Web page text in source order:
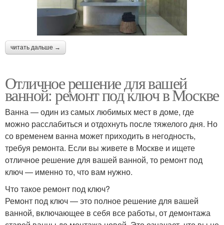
читать дальше →
Отличное решение для вашей
ванной: ремонт под ключ в Москве
Ванна — один из самых любимых мест в доме, где
можно расслабиться и отдохнуть после тяжелого дня. Но
со временем ванна может приходить в негодность,
требуя ремонта. Если вы живете в Москве и ищете
отличное решение для вашей ванной, то ремонт под
ключ — именно то, что вам нужно.
Что такое ремонт под ключ?
Ремонт под ключ — это полное решение для вашей
ванной, включающее в себя все работы, от демонтажа